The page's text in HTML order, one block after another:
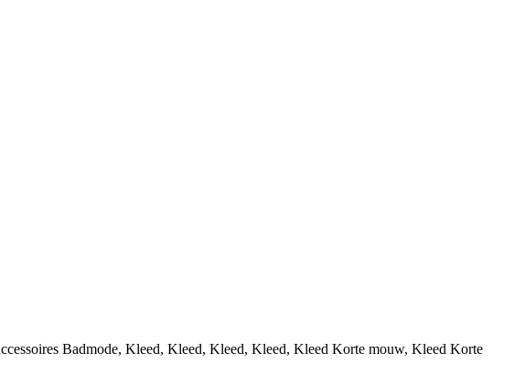
Badmode, Kleed, Kleed, Kleed, Kleed, Kleed Korte mouw, Kleed Korte